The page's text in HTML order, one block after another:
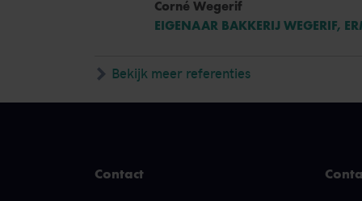
Corné Wegerif
EIGENAAR BAKKERIJ WEGERIF,
Bekijk meer referenties
Contact